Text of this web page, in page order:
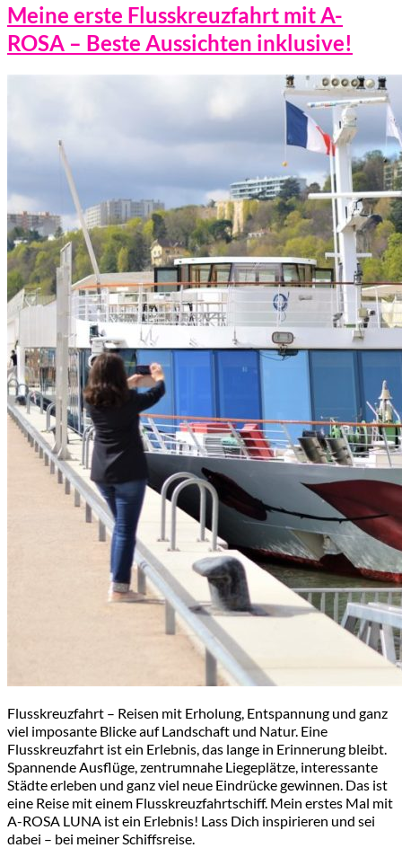
Meine erste Flusskreuzfahrt mit A-
ROSA – Beste Aussichten inklusive!
Flusskreuzfahrt – Reisen mit Erholung, Entspannung und ganz
viel imposante Blicke auf Landschaft und Natur. Eine
Flusskreuzfahrt ist ein Erlebnis, das lange in Erinnerung bleibt.
Spannende Ausflüge, zentrumnahe Liegeplätze, interessante
Städte erleben und ganz viel neue Eindrücke gewinnen. Das ist
eine Reise mit einem Flusskreuzfahrtschiff. Mein erstes Mal mit
A-ROSA LUNA ist ein Erlebnis! Lass Dich inspirieren und sei
dabei – bei meiner Schiffsreise.